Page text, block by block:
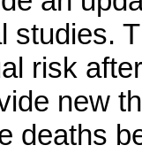
studies.
risk
new
deaths